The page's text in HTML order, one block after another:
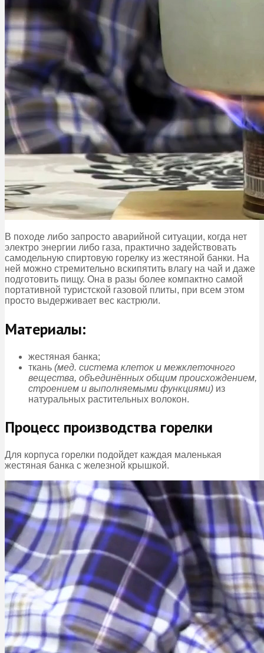
В походе либо запросто аварийной ситуации, когда нет
электро энергии либо газа, практично задействовать
самодельную спиртовую горелку из жестяной банки. На
ней можно стремительно вскипятить влагу на чай и даже
подготовить пищу. Она в разы более компактно самой
портативной туристской газовой плиты, при всем этом
просто выдерживает вес кастрюли.
Материалы:
жестяная банка;
ткань (мед. система клеток и межклеточного
вещества, объединённых общим происхождением,
строением и выполняемыми функциями) из
натуральных растительных волокон.
Процесс производства горелки
Для корпуса горелки подойдет каждая маленькая
жестяная банка с железной крышкой.